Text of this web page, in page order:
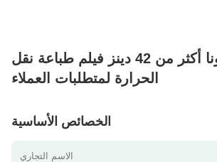
علاج الكورونا أكثر من 42 دينز فيلم طباعة نقل
الحرارة لمتطلبات العملاء
الخصائص الأساسية
الاسم التجاري